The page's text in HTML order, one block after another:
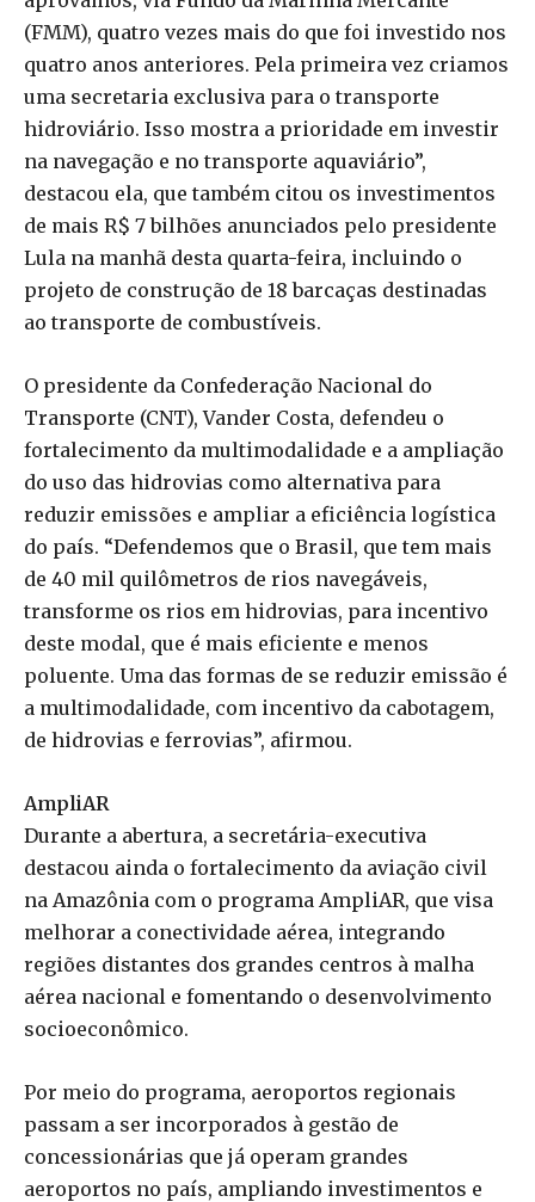
(FMM), quatro vezes mais do que foi investido nos
quatro anos anteriores. Pela primeira vez criamos
uma secretaria exclusiva para o transporte
hidroviário. Isso mostra a prioridade em investir
na navegação e no transporte aquaviário”,
destacou ela, que também citou os investimentos
de mais R$ 7 bilhões anunciados pelo presidente
Lula na manhã desta quarta-feira, incluindo o
projeto de construção de 18 barcaças destinadas
ao transporte de combustíveis.
O presidente da Confederação Nacional do
Transporte (CNT), Vander Costa, defendeu o
fortalecimento da multimodalidade e a ampliação
do uso das hidrovias como alternativa para
reduzir emissões e ampliar a eficiência logística
do país. “Defendemos que o Brasil, que tem mais
de 40 mil quilômetros de rios navegáveis,
transforme os rios em hidrovias, para incentivo
deste modal, que é mais eficiente e menos
poluente. Uma das formas de se reduzir emissão é
a multimodalidade, com incentivo da cabotagem,
de hidrovias e ferrovias”, afirmou.
AmpliAR
Durante a abertura, a secretária-executiva
destacou ainda o fortalecimento da aviação civil
na Amazônia com o programa AmpliAR, que visa
melhorar a conectividade aérea, integrando
regiões distantes dos grandes centros à malha
aérea nacional e fomentando o desenvolvimento
socioeconômico.
Por meio do programa, aeroportos regionais
passam a ser incorporados à gestão de
concessionárias que já operam grandes
aeroportos no país, ampliando investimentos e